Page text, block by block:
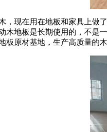
现在用在地板和家具上做了
木地板是长期使用的，不是
板原材基地，生产高质量的